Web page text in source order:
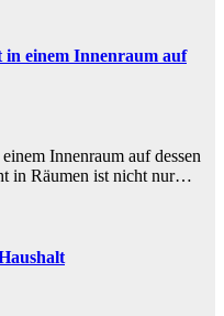
einem Innenraum auf
Innenraum auf dessen
in Räumen ist nicht nur…